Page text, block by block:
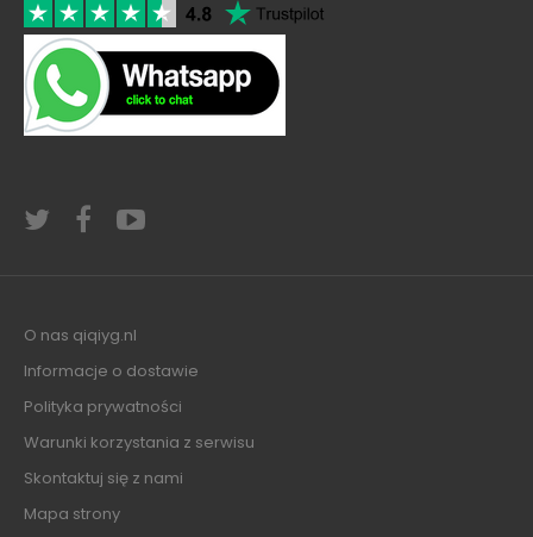
O nas qiqiyg.nl
Informacje o dostawie
Polityka prywatności
Warunki korzystania z serwisu
Skontaktuj się z nami
Mapa strony